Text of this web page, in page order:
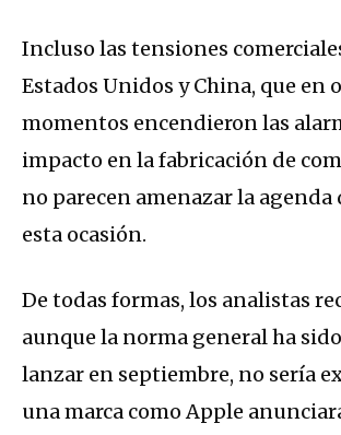
Incluso las tensiones
Estados Unidos y China, que en
momentos encendieron las
impacto en la fabricación de
no parecen amenazar la agenda
esta ocasión.
De todas formas, los analistas
aunque la norma general ha
lanzar en septiembre, no sería
una marca como Apple